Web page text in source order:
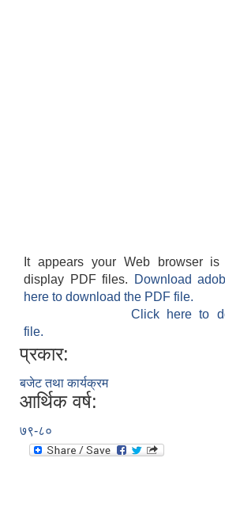
It appears your Web browser
display PDF files.
Download
here to download the PDF file.
Click here to
file.
प्रकार:
बजेट तथा कार्यक्रम
आर्थिक वर्ष:
७९-८०